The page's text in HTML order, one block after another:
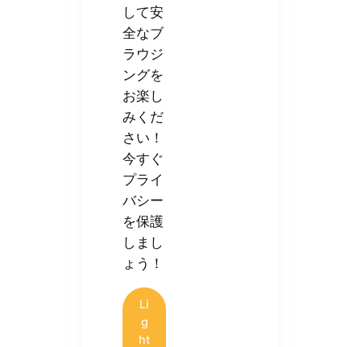
して安
全なブ
ラウジ
ングを
お楽し
みくだ
さい！
今すぐ
プライ
バシー
を保護
しまし
ょう！
Li
g
ht